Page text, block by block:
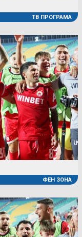
ТВ ПРОГРАМА
ФЕН ЗОНА